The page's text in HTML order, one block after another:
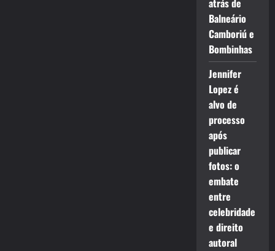
atrás de
Balneário
Camboriú e
Bombinhas
Jennifer
Lopez é
alvo de
processo
após
publicar
fotos: o
embate
entre
celebridade
e direito
autoral